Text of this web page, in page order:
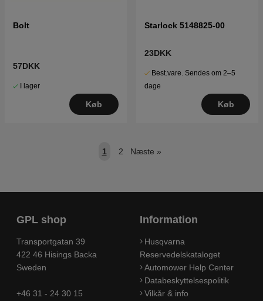
Bolt
57DKK
I lager
Køb
Starlock 5148825-00
23DKK
Best.vare. Sendes om 2–5
dage
Køb
1 2 Næste »
GPL shop
Transportgatan 39
422 46 Hisings Backa
Sweden
+46 31 - 24 30 15
Information
Husqvarna
Reservedelskataloget
Automower Help Center
Databeskyttelsespolitik
Vilkår & info